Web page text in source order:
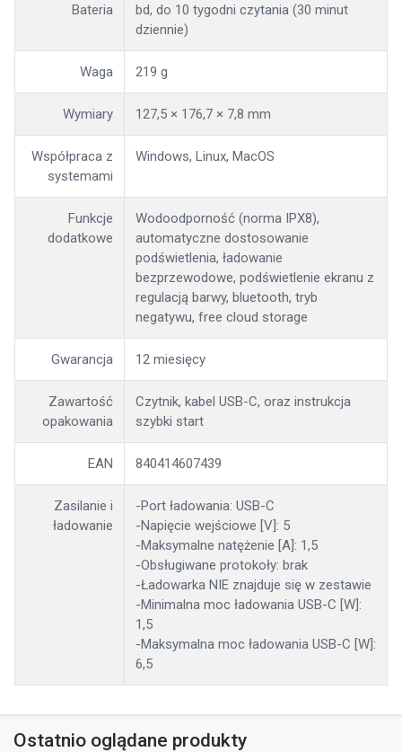
Bateria
bd, do 10 tygodni czytania (30 minut
dziennie)
Waga 219 g
Wymiary 127,5 × 176,7 × 7,8 mm
Współpraca z
systemami
Windows, Linux, MacOS
Funkcje
dodatkowe
Wodoodporność (norma IPX8),
automatyczne dostosowanie
podświetlenia, ładowanie
bezprzewodowe, podświetlenie ekranu z
regulacją barwy, bluetooth, tryb
negatywu, free cloud storage
Gwarancja 12 miesięcy
Zawartość
opakowania
Czytnik, kabel USB-C, oraz instrukcja
szybki start
EAN 840414607439
Zasilanie i
ładowanie
-Port ładowania: USB-C
-Napięcie wejściowe [V]: 5
-Maksymalne natężenie [A]: 1,5
-Obsługiwane protokoły: brak
-Ładowarka NIE znajduje się w zestawie
-Minimalna moc ładowania USB-C [W]:
1,5
-Maksymalna moc ładowania USB-C [W]:
6,5
Ostatnio oglądane produkty